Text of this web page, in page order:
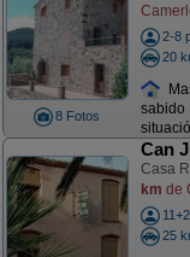
8 Fotos
2-8
20
Can
Casa
km de
25